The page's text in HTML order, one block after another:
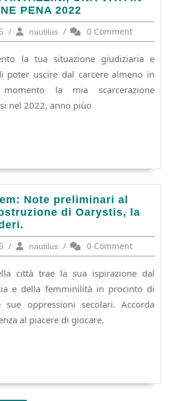
PENA 2022
30
Gennaio
2015
/ nautilusnautilus
/ 0 Comment
la tua situazione giudiziaria e
poter uscire dal carcere almeno in
la mia scarcerazione
nel 2022, anno piùo
Note preliminari al
di Oarystis, la
30
Gennaio
2015
/ nautilusnautilus
/ 0 Comment
città trae la sua ispirazione dal
e della femminilità in procinto di
sue oppressioni secolari. Accorda
al piacere di giocare,